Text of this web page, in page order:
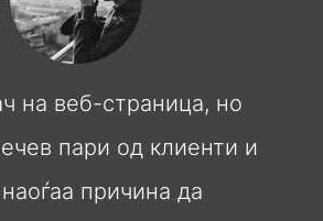
на веб-страница, но
пари од клиенти и
причина да